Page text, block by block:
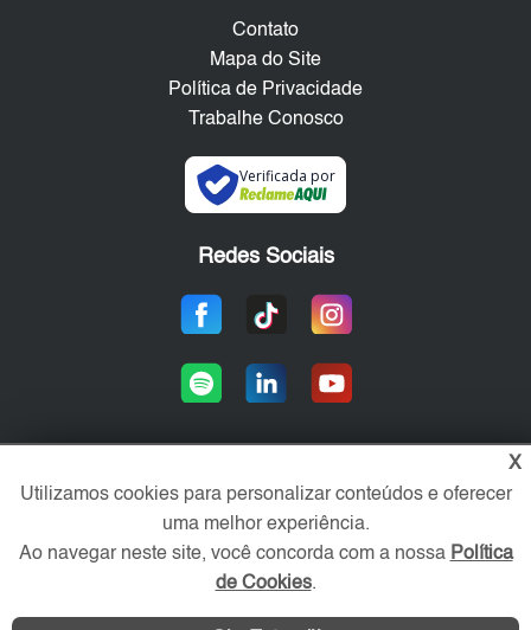
Contato
Mapa do Site
Política de Privacidade
Trabalhe Conosco
Verificada por
Redes Sociais
Área exclusiva aos anunciantes,
acesse sua conta:
X
Utilizamos cookies para personalizar conteúdos e oferecer
uma melhor experiência.
Ao navegar neste site, você concorda com a nossa Política
de Cookies.